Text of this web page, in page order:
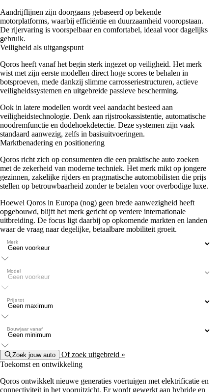
Aandrijflijnen zijn doorgaans gebaseerd op bekende
motorplatforms, waarbij efficiëntie en duurzaamheid vooropstaan.
De rijervaring is voorspelbaar en comfortabel, ideaal voor dagelijks
gebruik.
Veiligheid als uitgangspunt
Qoros heeft vanaf het begin sterk ingezet op veiligheid. Het merk
wist met zijn eerste modellen direct hoge scores te behalen in
botsproeven, mede dankzij slimme carrosseriestructuren, actieve
veiligheidssystemen en uitgebreide passieve bescherming.
Ook in latere modellen wordt veel aandacht besteed aan
veiligheidstechnologie. Denk aan rijstrookassistentie, automatische
noodremfunctie en dodehoekdetectie. Deze systemen zijn vaak
standaard aanwezig, zelfs in basisuitvoeringen.
Marktbenadering en positionering
Qoros richt zich op consumenten die een praktische auto zoeken
met de zekerheid van moderne techniek. Het merk mikt op jongere
gezinnen, zakelijke rijders en pragmatische automobilisten die prijs
stellen op betrouwbaarheid zonder te betalen voor overbodige luxe.
Hoewel Qoros in Europa (nog) geen brede aanwezigheid heeft
opgebouwd, blijft het merk gericht op verdere internationale
uitbreiding. De focus ligt daarbij op opkomende markten en landen
waar de vraag naar degelijke, betaalbare mobiliteit groeit.
Merk
Model
Prijs tot
Bouwjaar vanaf
Zoek jouw auto
Of zoek uitgebreid »
Toekomst en ontwikkeling
Qoros ontwikkelt nieuwe generaties voertuigen met elektrificatie en
connectiviteit in het vooruitzicht. Er wordt gewerkt aan hybride en